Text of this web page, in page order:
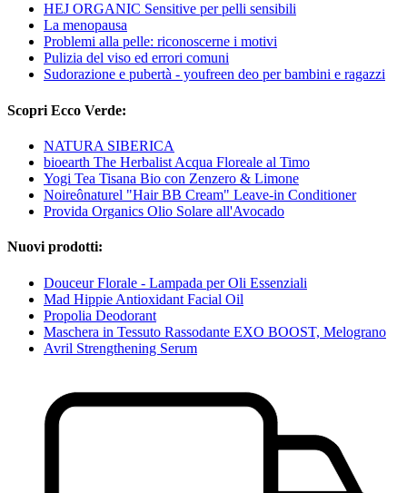
HEJ ORGANIC Sensitive per pelli sensibili
La menopausa
Problemi alla pelle: riconoscerne i motivi
Pulizia del viso ed errori comuni
Sudorazione e pubertà - youfreen deo per bambini e ragazzi
Scopri Ecco Verde:
NATURA SIBERICA
bioearth The Herbalist Acqua Floreale al Timo
Yogi Tea Tisana Bio con Zenzero & Limone
Noireônaturel "Hair BB Cream" Leave-in Conditioner
Provida Organics Olio Solare all'Avocado
Nuovi prodotti:
Douceur Florale - Lampada per Oli Essenziali
Mad Hippie Antioxidant Facial Oil
Propolia Deodorant
Maschera in Tessuto Rassodante EXO BOOST, Melograno
Avril Strengthening Serum